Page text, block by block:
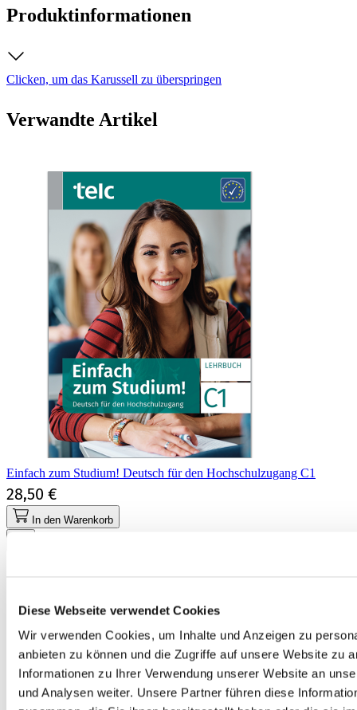
Diese Webseite verwendet Cookies
Wir verwenden Cookies, um Inhalte und Anzeigen zu
anbieten zu können und die Zugriffe auf unsere Website zu
Informationen zu Ihrer Verwendung unserer Website an
und Analysen weiter. Unsere Partner führen diese
Produktinformationen
Clicken, um das Karussell zu überspringen
Verwandte Artikel
Einfach zum Studium! Deutsch für den Hochschulzugang C1
28,50 €
In den Warenkorb